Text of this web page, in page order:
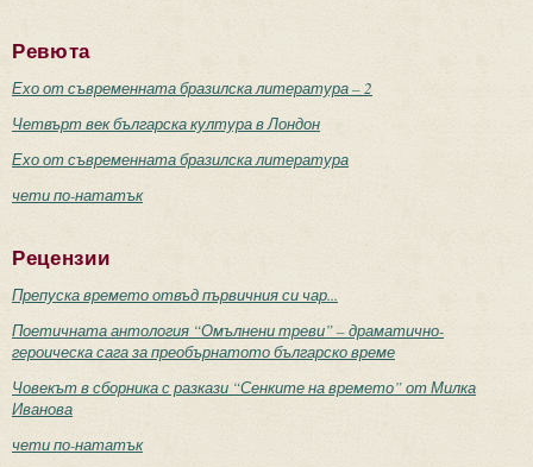
Ревюта
Ехо от съвременната бразилска литература – 2
Четвърт век българска култура в Лондон
Ехо от съвременната бразилска литература
чети по-нататък
Рецензии
Препуска времето отвъд първичния си чар...
Поетичната антология “Омълнени треви” – драматично-
героическа сага за преобърнатото българско време
Човекът в сборника с разкази “Сенките на времето” от Милка
Иванова
чети по-нататък